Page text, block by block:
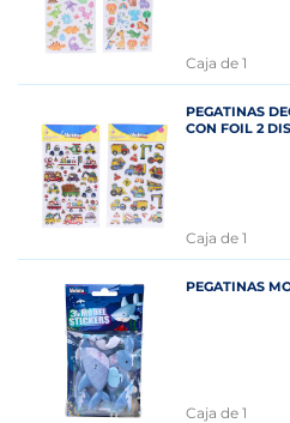
Caja de 1
PEGATINAS
CON FOIL 2
Caja de 1
PEGATINAS
Caja de 1